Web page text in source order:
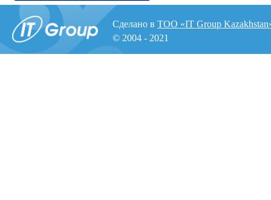
Сделано в ТОО «IT Group
© 2004 - 2021